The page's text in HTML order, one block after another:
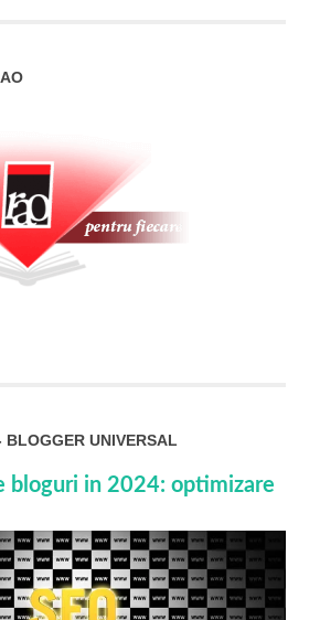
BLOGGER UNIVERSAL
bloguri in 2024: optimizare